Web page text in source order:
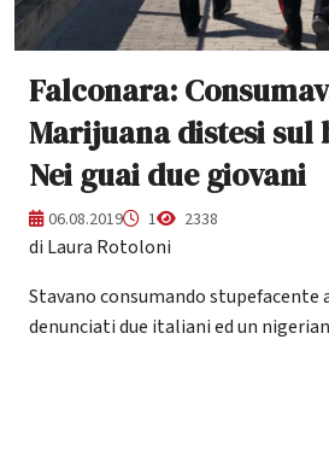
Falconara:
Marijuana distesi sul
Nei guai due giovani
06.08.2019 1 2338
di Laura Rotoloni
Stavano consumando stupefacente
denunciati due italiani ed un